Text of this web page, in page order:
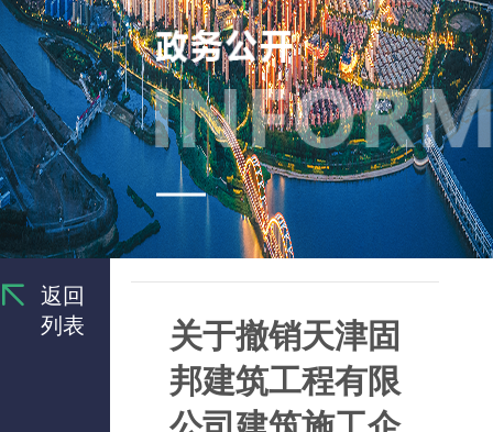
返回
列表
关于撤销天津固
邦建筑工程有限